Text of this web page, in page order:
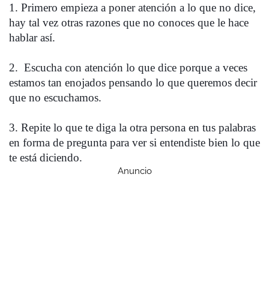
1. Primero empieza a poner atención a lo que no dice,
hay tal vez otras razones que no conoces que le hace
hablar así.
2.  Escucha con atención lo que dice porque a veces
estamos tan enojados pensando lo que queremos decir
que no escuchamos.
3. Repite lo que te diga la otra persona en tus palabras
en forma de pregunta para ver si entendiste bien lo que
te está diciendo.
Anuncio